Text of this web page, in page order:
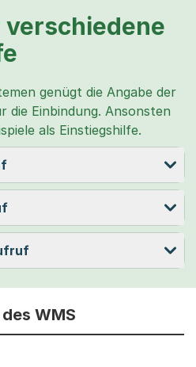
genügt die Angabe der
die Einbindung. Ansonsten
als Einstiegshilfe.
WMS